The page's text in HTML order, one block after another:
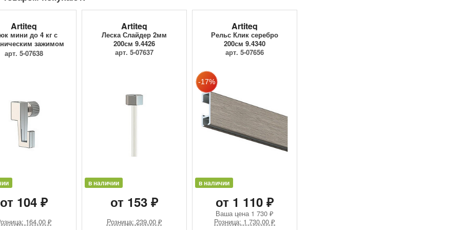
Artiteq
мини до 4 кг с
зажимом
9.4205
арт. 5-07638
от 104 ₽
164.00 ₽
Artiteq
Леска Слайдер 2мм
200см 9.4426
арт. 5-07637
в наличии
от 153 ₽
Розница: 239.00 ₽
Artiteq
Рельс Клик серебро
200см 9.4340
арт. 5-07656
в наличии
от 1 110 ₽
Ваша цена 1 730 ₽
Розница: 1 730.00 ₽